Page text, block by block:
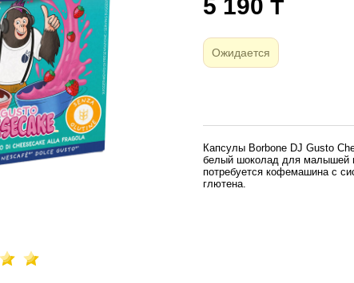
5 190 ₸
Ожидается
Капсулы Borbone DJ Gusto
белый шоколад для малышей